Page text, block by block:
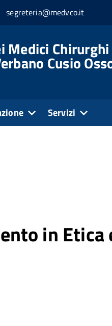
segreteria@medvco.it
Medici
Cusio
Servizi
in